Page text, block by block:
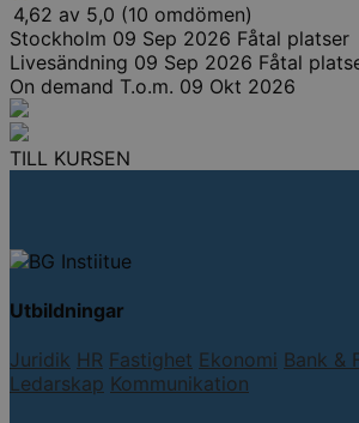
4,62 av 5,0 (10 omdömen)
Stockholm 09 Sep 2026 Fåtal platser
Livesändning 09 Sep 2026 Fåtal
On demand T.o.m. 09 Okt 2026
TILL KURSEN
Utbildningar
Juridik HR Fastighet Ekonomi Bank &
Ledarskap Kommunikation